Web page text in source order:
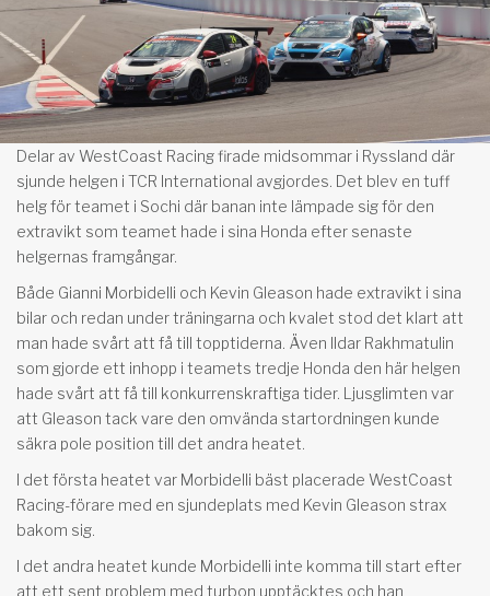
Delar av WestCoast Racing firade midsommar i Ryssland där
sjunde helgen i TCR International avgjordes. Det blev en tuff
helg för teamet i Sochi där banan inte lämpade sig för den
extravikt som teamet hade i sina Honda efter senaste
helgernas framgångar.
Både Gianni Morbidelli och Kevin Gleason hade extravikt i sina
bilar och redan under träningarna och kvalet stod det klart att
man hade svårt att få till topptiderna. Även Ildar Rakhmatulin
som gjorde ett inhopp i teamets tredje Honda den här helgen
hade svårt att få till konkurrenskraftiga tider. Ljusglimten var
att Gleason tack vare den omvända startordningen kunde
säkra pole position till det andra heatet.
I det första heatet var Morbidelli bäst placerade WestCoast
Racing-förare med en sjundeplats med Kevin Gleason strax
bakom sig.
I det andra heatet kunde Morbidelli inte komma till start efter
att ett sent problem med turbon upptäcktes och han